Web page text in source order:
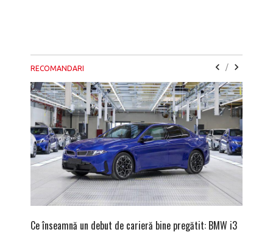
RECOMANDARI /
Ce înseamnă un debut de carieră bine pregătit: BMW i3